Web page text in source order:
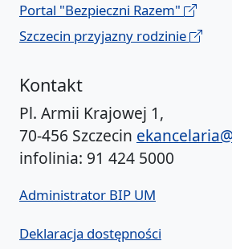
Portal "Bezpieczni Razem"
Szczecin przyjazny rodzinie
Kontakt
Pl. Armii Krajowej 1,
70-456 Szczecin
infolinia: 91 424 5000
Administrator BIP UM
Deklaracja dostępności